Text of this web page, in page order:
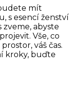
mít
s esencí ženství
zveme, abyste
Vše, co
váš čas.
kroky, buďte